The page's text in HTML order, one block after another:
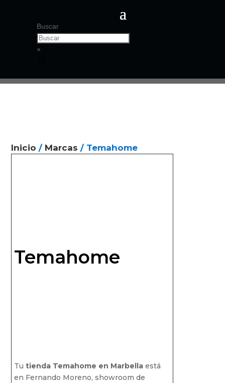
Buscar
×
Inicio / Marcas / Temahome
Temahome
Tu tienda Temahome en Marbellaestá
en Fernando Moreno, showroom de